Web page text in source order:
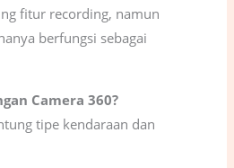
fitur recording, namun
berfungsi sebagai
Camera 360?
tipe kendaraan dan